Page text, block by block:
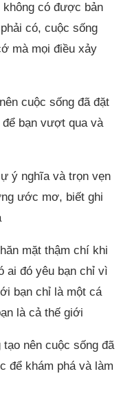
có được bản
có, cuộc sống
mà mọi điều xảy
cuộc sống đã đặt
bạn vượt qua và
ý nghĩa và trọn vẹn
ước mơ, biết ghi
mặt thậm chí khi
ai đó yêu bạn chỉ vì
bạn chỉ là một cá
là cả thế giới
nên cuộc sống đã
để khám phá và làm